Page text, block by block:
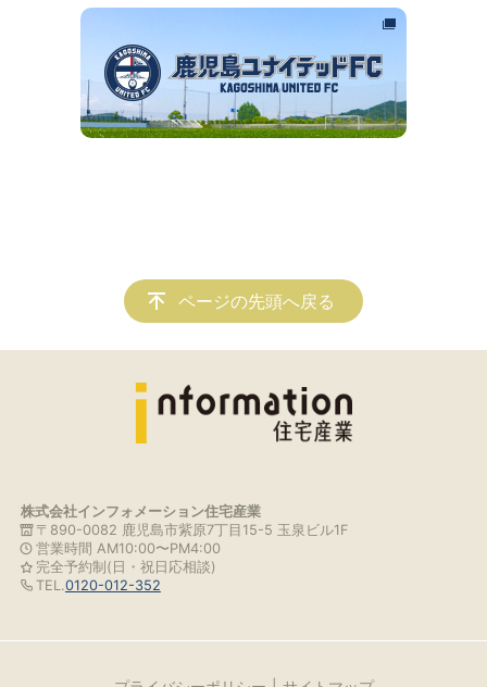
ページの先頭へ戻る
株式会社インフォメーション住宅産業
〒890-0082 鹿児島市紫原7丁目15-5 玉泉ビル1F
営業時間 AM10:00〜PM4:00
完全予約制(日・祝日応相談)
TEL.0120-012-352